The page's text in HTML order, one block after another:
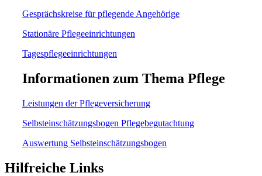
Gesprächskreise für pflegende Angehörige
Stationäre Pflegeeinrichtungen
Tagespflegeeinrichtungen
Informationen zum Thema Pflege
Leistungen der Pflegeversicherung
Selbsteinschätzungsbogen Pflegebegutachtung
Auswertung Selbsteinschätzungsbogen
Hilfreiche Links